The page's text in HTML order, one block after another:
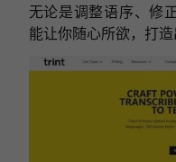
无论是调整语序、修
能让你随心所欲，打